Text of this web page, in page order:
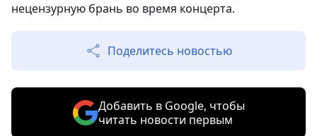
нецензурную брань во время концерта.
Поделитесь новостью
Добавить в Google, чтобы
читать новости первым